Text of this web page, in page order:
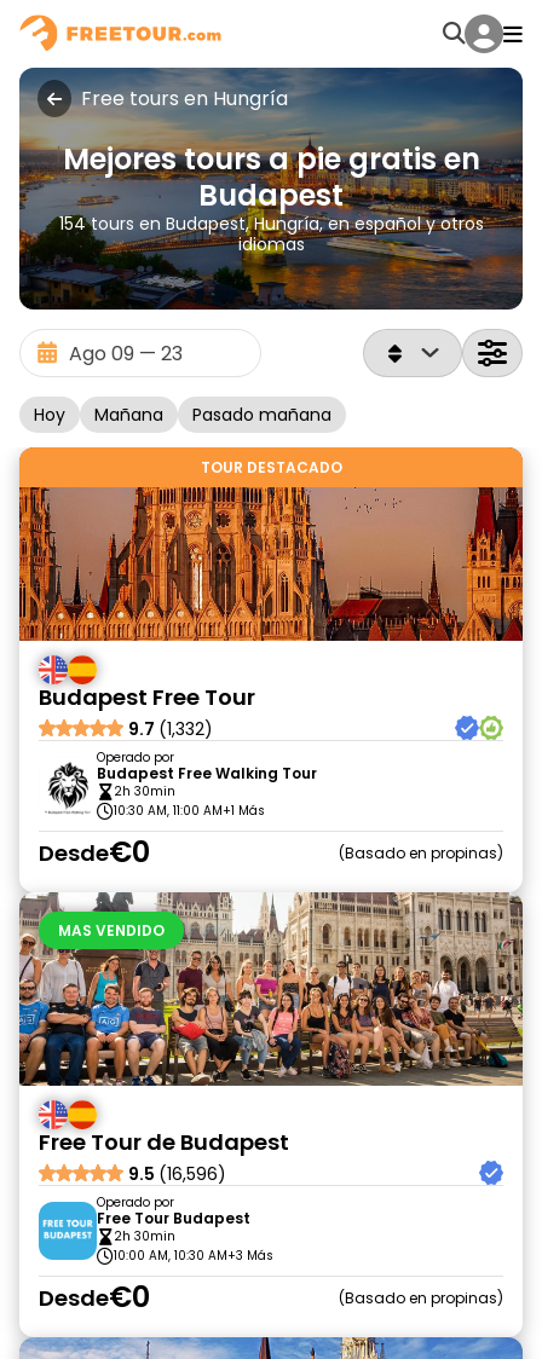
Free tours en Hungría
Mejores tours a pie gratis en
Budapest
154 tours en Budapest, Hungría, en español y otros
idiomas
Hoy Mañana Pasado mañana
TOUR DESTACADO
Budapest Free Tour
9.7 (1,332)
Operado por
Budapest Free Walking Tour
2h 30min
10:30 AM, 11:00 AM+1 Más
Desde€0 Basado en propinas
MAS VENDIDO
Free Tour de Budapest
9.5 (16,596)
Operado por
Free Tour Budapest
2h 30min
10:00 AM, 10:30 AM+3 Más
Desde€0 Basado en propinas